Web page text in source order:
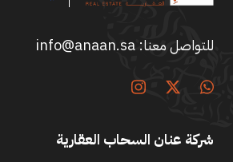
للتواصل معنا: info@anaan.sa
شركة عنان السحاب العقارية